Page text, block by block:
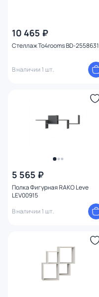
10 465 ₽
Стеллаж To4rooms BD-2558631
В наличии 1 шт.
5 565 ₽
Полка Фигурная RAKO Leve
LEV00915
В наличии 1 шт.